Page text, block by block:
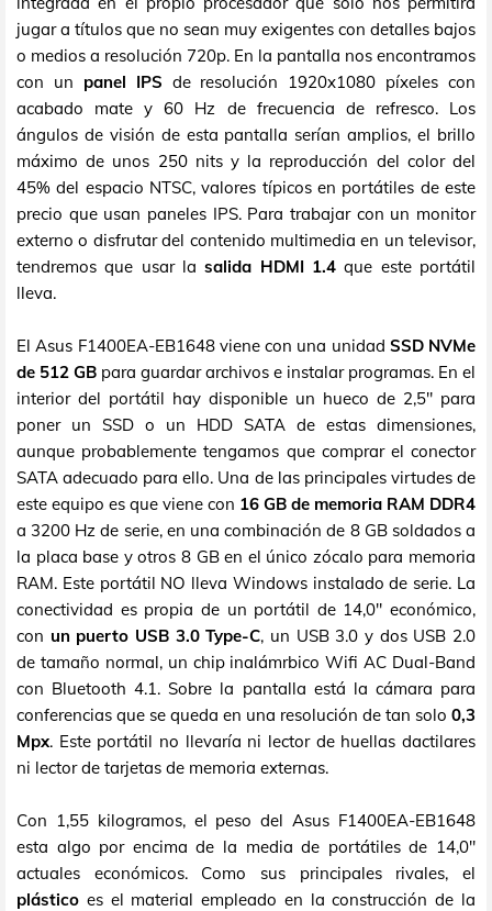
jugar a títulos que no sean muy exigentes con detalles bajos
o medios a resolución 720p. En la pantalla nos encontramos
con un panel IPS de resolución 1920x1080 píxeles con
acabado mate y 60 Hz de frecuencia de refresco. Los
ángulos de visión de esta pantalla serían amplios, el brillo
máximo de unos 250 nits y la reproducción del color del
45% del espacio NTSC, valores típicos en portátiles de este
precio que usan paneles IPS. Para trabajar con un monitor
externo o disfrutar del contenido multimedia en un televisor,
tendremos que usar lasalida HDMI 1.4 que este portátil
lleva.
El Asus F1400EA-EB1648 viene con una unidad SSD NVMe
de 512 GB para guardar archivos e instalar programas. En el
interior del portátil hay disponible un hueco de 2,5" para
poner un SSD o un HDD SATA de estas dimensiones,
aunque probablemente tengamos que comprar el conector
SATA adecuado para ello. Una de las principales virtudes de
este equipo es que viene con 16 GB de memoria RAM DDR4
a 3200 Hz de serie, en una combinación de 8 GB soldados a
la placa base y otros 8 GB en el único zócalo para memoria
RAM. Este portátil NO lleva Windows instalado de serie. La
conectividad es propia de un portátil de 14,0" económico,
con un puerto USB 3.0 Type-C, un USB 3.0 y dos USB 2.0
de tamaño normal, un chip inalámrbico Wifi AC Dual-Band
con Bluetooth 4.1. Sobre la pantalla está la cámara para
conferencias que se queda en una resolución de tan solo 0,3
Mpx. Este portátil no llevaría ni lector de huellas dactilares
ni lector de tarjetas de memoria externas.
Con 1,55 kilogramos, el peso del Asus F1400EA-EB1648
esta algo por encima de la media de portátiles de 14,0"
actuales económicos. Como sus principales rivales, el
plástico es el material empleado en la construcción de la